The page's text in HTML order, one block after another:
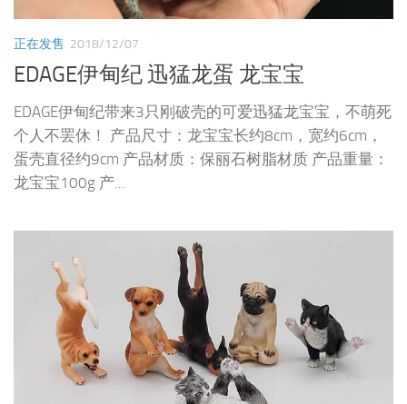
正在发售 2018/12/07
EDAGE伊甸纪 迅猛龙蛋 龙宝宝
EDAGE伊甸纪带来3只刚破壳的可爱迅猛龙宝宝，不萌死
个人不罢休！ 产品尺寸：龙宝宝长约8cm，宽约6cm，
蛋壳直径约9cm 产品材质：保丽石树脂材质 产品重量：
龙宝宝100g 产...